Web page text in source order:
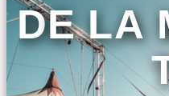
DE LA